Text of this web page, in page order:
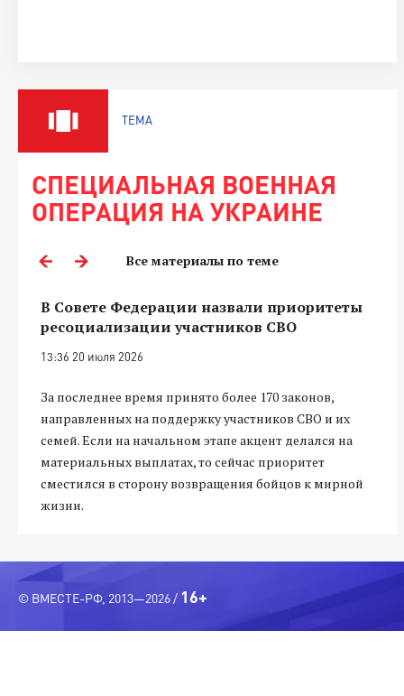
ТЕМА
СПЕЦИАЛЬНАЯ ВОЕННАЯ
ОПЕРАЦИЯ НА УКРАИНЕ
Все материалы по теме
В Совете Федерации назвали приоритеты
ресоциализации участников СВО
13:36 20 июля 2026
За последнее время принято более 170 законов,
направленных на поддержку участников СВО и их
семей. Если на начальном этапе акцент делался на
материальных выплатах, то сейчас приоритет
сместился в сторону возвращения бойцов к мирной
жизни.
© ВМЕСТЕ-РФ, 2013—2026 / 16+